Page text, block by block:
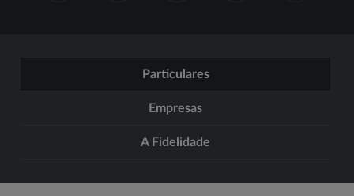
Particulares
Empresas
A Fidelidade